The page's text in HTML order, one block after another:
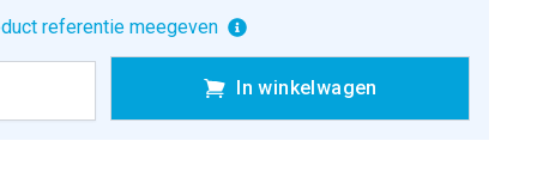
referentie meegeven
In winkelwagen